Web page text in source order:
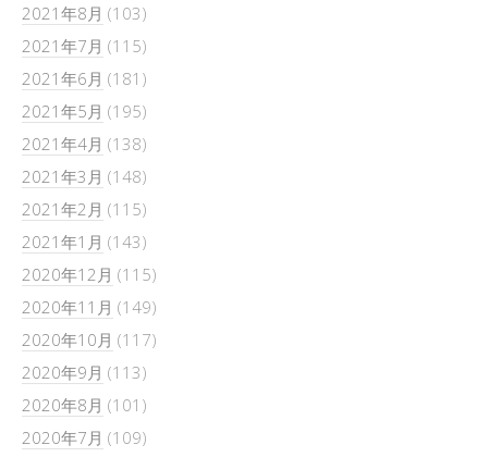
2021年8月 (103)
2021年7月 (115)
2021年6月 (181)
2021年5月 (195)
2021年4月 (138)
2021年3月 (148)
2021年2月 (115)
2021年1月 (143)
2020年12月 (115)
2020年11月 (149)
2020年10月 (117)
2020年9月 (113)
2020年8月 (101)
2020年7月 (109)